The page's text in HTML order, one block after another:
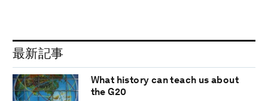
最新記事
What history can teach us about
the G20